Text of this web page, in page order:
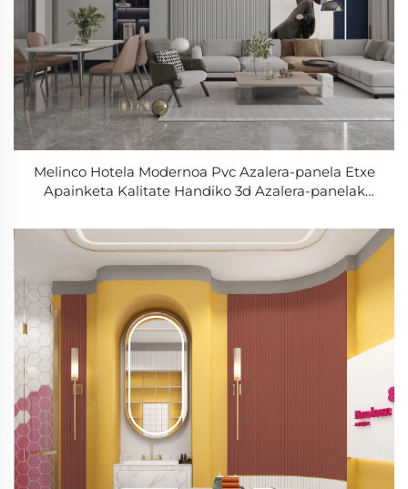
Melinco Hotela Modernoa Pvc Azalera-panela Etxe
Apainketa Kalitate Handiko 3d Azalera-panelak